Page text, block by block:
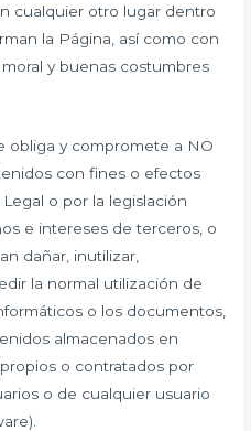
cualquier otro lugar dentro
la Página, así como con
y buenas costumbres
obliga y compromete a NO
con fines o efectos
o por la legislación
e intereses de terceros, o
dañar, inutilizar,
la normal utilización de
o los documentos,
almacenados en
o contratados por
o de cualquier usuario